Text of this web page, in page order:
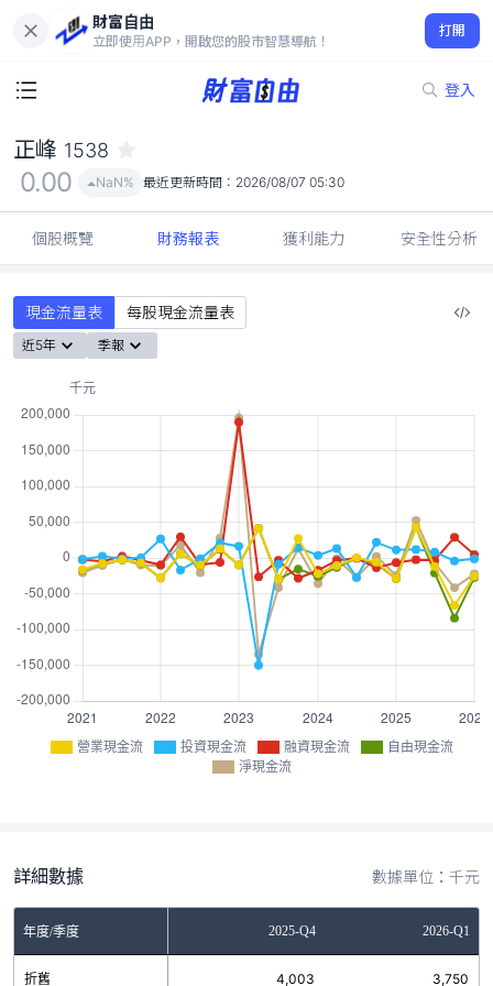
財富自由
立即使用APP，開啟您的股市智慧導航！
打開
登入
0.00
NaN%
正峰 1538
0.00 NaN% 最近更新時間： 2026/08/07 05:30
個股概覽 財務報表 獲利能力 安全性分析
現金流量表 每股現金流量表
近5年 季報
營業現金流 投資現金流 融資現金流
自由現金流
淨現金流
詳細數據 數據單位：千元
年度/季度 2025-Q4 2026-Q1
折舊 4,003 3,750